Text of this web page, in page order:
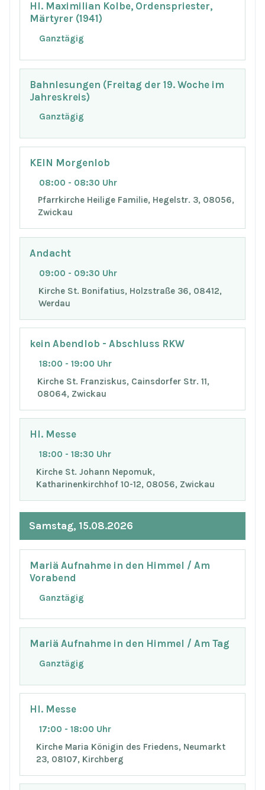
Hl. Maximilian Kolbe, Ordenspriester,
Märtyrer (1941)
Ganztägig
Bahnlesungen (Freitag der 19. Woche im
Jahreskreis)
Ganztägig
KEIN Morgenlob
08:00 - 08:30 Uhr
Pfarrkirche Heilige Familie, Hegelstr. 3, 08056,
Zwickau
Andacht
09:00 - 09:30 Uhr
Kirche St. Bonifatius, Holzstraße 36, 08412,
Werdau
kein Abendlob - Abschluss RKW
18:00 - 19:00 Uhr
Kirche St. Franziskus, Cainsdorfer Str. 11,
08064, Zwickau
Hl. Messe
18:00 - 18:30 Uhr
Kirche St. Johann Nepomuk,
Katharinenkirchhof 10-12, 08056, Zwickau
Samstag, 15.08.2026
Mariä Aufnahme in den Himmel / Am
Vorabend
Ganztägig
Mariä Aufnahme in den Himmel / Am Tag
Ganztägig
Hl. Messe
17:00 - 18:00 Uhr
Kirche Maria Königin des Friedens, Neumarkt
23, 08107, Kirchberg